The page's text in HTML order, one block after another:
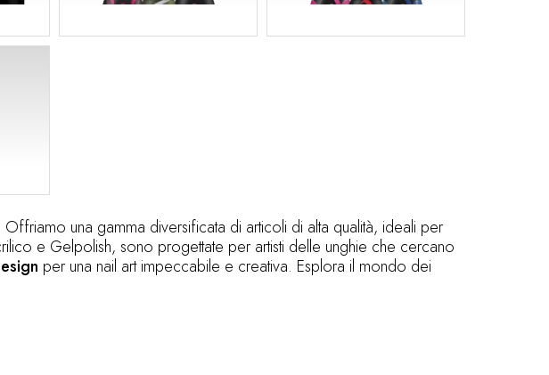
Offriamo una gamma diversificata di articoli di alta qualità, ideali per
e Gelpolish, sono progettate per artisti delle unghie che cercano
per una nail art impeccabile e creativa. Esplora il mondo dei